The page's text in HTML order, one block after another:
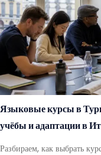
Языковые курсы в
учёбы и адаптации в
Разбираем, как выбрать